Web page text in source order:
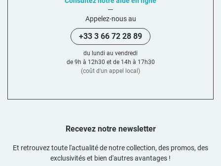
Recevez notre newsletter
Et retrouvez toute l'actualité de notre collection, des promos, des
exclusivités et bien d'autres avantages !
Appelez-nous au
+33 3 66 72 28 89
du lundi au vendredi
de 9h à 12h30 et de 14h à 17h30
(coût d'un appel local)